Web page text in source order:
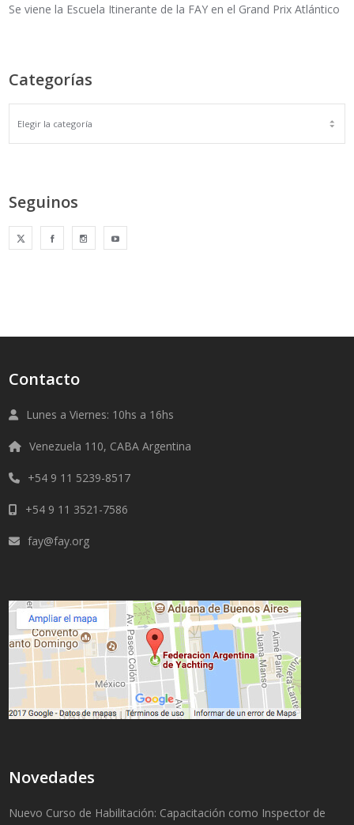
Se viene la Escuela Itinerante de la FAY en el Grand Prix Atlántico
Categorías
Seguinos
Contacto
Lunes a Viernes: 10hs a 16hs
Venezuela 110, CABA Argentina
+54 9 11 5239-8517
+54 9 11 3521-7586
fay@fay.org
Novedades
Nuevo Curso de Habilitación: Capacitación como Inspector de